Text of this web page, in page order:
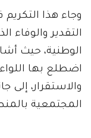
وجاء هذا
التقدير والوفاء
الوطنية، حيث
اضطلع بها
والاستقرار،
المجتمعية